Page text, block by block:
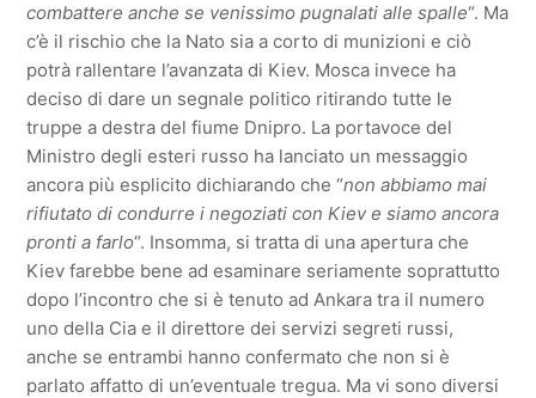
combattere anche se venissimo pugnalati alle spalle“. Ma
c’è il rischio che la Nato sia a corto di munizioni e ciò
potrà rallentare l’avanzata di Kiev. Mosca invece ha
deciso di dare un segnale politico ritirando tutte le
truppe a destra del fiume Dnipro. La portavoce del
Ministro degli esteri russo ha lanciato un messaggio
ancora più esplicito dichiarando che “non abbiamo mai
rifiutato di condurre i negoziati con Kiev e siamo ancora
pronti a farlo“. Insomma, si tratta di una apertura che
Kiev farebbe bene ad esaminare seriamente soprattutto
dopo l’incontro che si è tenuto ad Ankara tra il numero
uno della Cia e il direttore dei servizi segreti russi,
anche se entrambi hanno confermato che non si è
parlato affatto di un’eventuale tregua. Ma vi sono diversi